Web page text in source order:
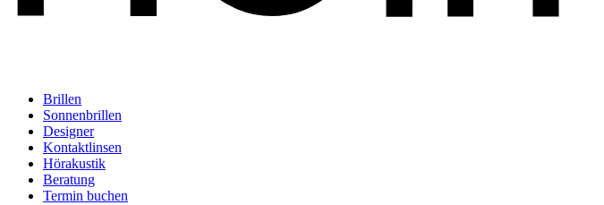
Brillen
Sonnenbrillen
Designer
Kontaktlinsen
Hörakustik
Beratung
Termin buchen